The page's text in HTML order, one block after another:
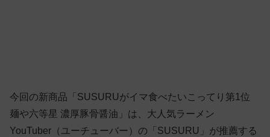
今回の新商品「SUSURUがイマ食べたいこってり第1位
麺や六等星 濃厚豚骨醤油」は、大人気ラーメン
YouTuber（ユーチューバー）の「SUSURU」が推薦する